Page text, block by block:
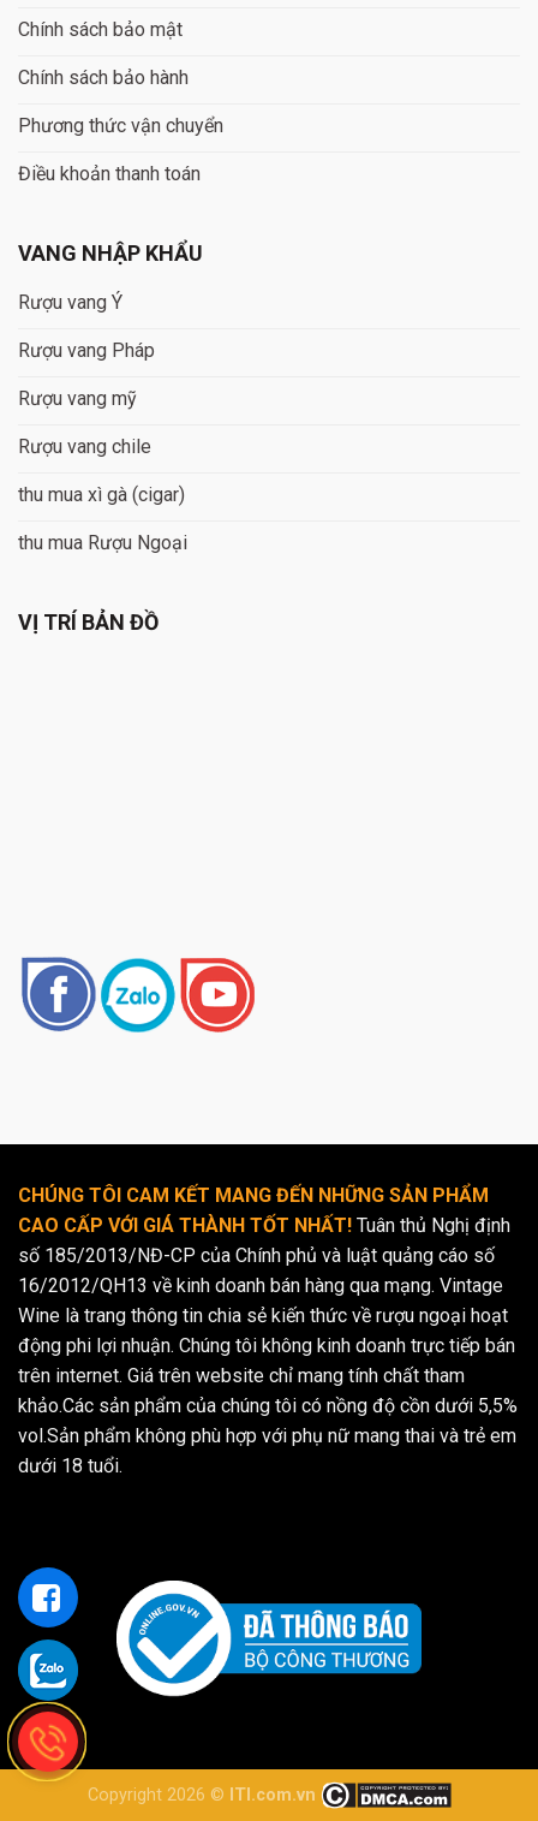
Chính sách bảo mật
Chính sách bảo hành
Phương thức vận chuyển
Điều khoản thanh toán
VANG NHẬP KHẨU
Rượu vang Ý
Rượu vang Pháp
Rượu vang mỹ
Rượu vang chile
thu mua xì gà (cigar)
thu mua Rượu Ngoại
VỊ TRÍ BẢN ĐỒ
CHÚNG TÔI CAM KẾT MANG ĐẾN NHỮNG SẢN PHẨM
CAO CẤP VỚI GIÁ THÀNH TỐT NHẤT! Tuân thủ Nghị định
số 185/2013/NĐ-CP của Chính phủ và luật quảng cáo số
16/2012/QH13 về kinh doanh bán hàng qua mạng. Vintage
Wine là trang thông tin chia sẻ kiến thức về rượu ngoại hoạt
động phi lợi nhuận. Chúng tôi không kinh doanh trực tiếp bán
trên internet. Giá trên website chỉ mang tính chất tham
khảo.Các sản phẩm của chúng tôi có nồng độ cồn dưới 5,5%
vol.Sản phẩm không phù hợp với phụ nữ mang thai và trẻ em
dưới 18 tuổi.
Copyright 2026 © ITI.com.vn